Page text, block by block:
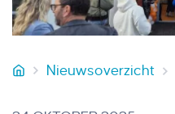
Van Heur Bouw &
Nieuwsoverzicht